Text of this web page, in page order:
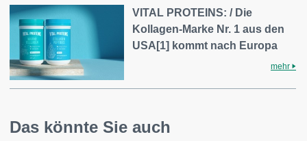
VITAL PROTEINS: / Die
Kollagen-Marke Nr. 1 aus den
USA[1] kommt nach Europa
mehr
Das könnte Sie auch